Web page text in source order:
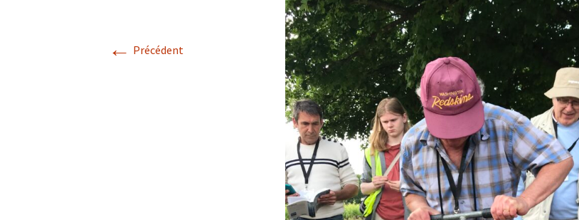
Conférences
Expositions,
Conférences…
Galerie de photos
Diaporamas
Galerie de vidéos
Cartes – schémas –
Echelles des temps
Carnets de voyages
← Précédent